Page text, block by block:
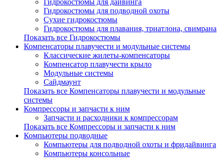
Гидрокостюмы для дайвинга
Гидрокостюмы для подводной охоты
Сухие гидрокостюмы
Гидрокостюмы для плавания, триатлона, свимрана
Показать все Гидрокостюмы
Компенсаторы плавучести и модульные системы
Классические жилеты-компенсаторы
Компенсатор плавучести крыло
Модульные системы
Сайдмаунт
Показать все Компенсаторы плавучести и модульные
системы
Компрессоры и запчасти к ним
Запчасти и расходники к компрессорам
Показать все Компрессоры и запчасти к ним
Компьютеры подводные
Компьютеры для подводной охоты и фридайвинга
Компьютеры консольные